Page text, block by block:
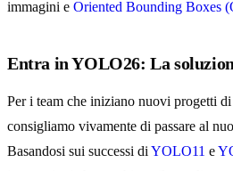
immagini e Oriented Bounding Boxes
Entra in YOLO26: La
Per i team che iniziano nuovi progetti
consigliamo vivamente di passare al
Basandosi sui successi di YOLO11 e